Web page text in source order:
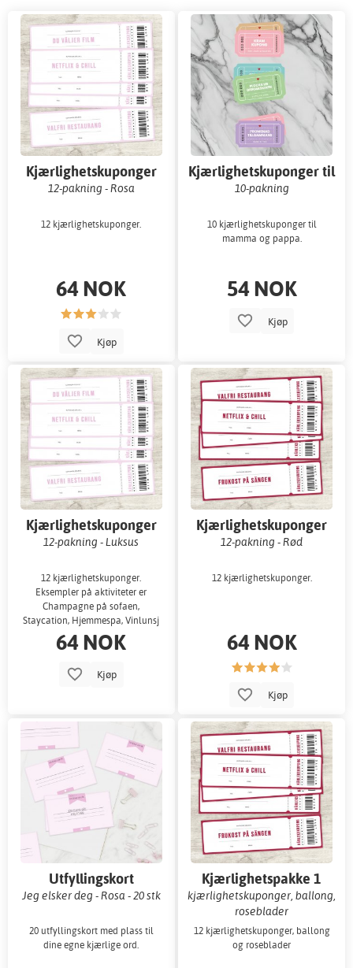
Kjærlighetskuponger
12-pakning - Rosa
12 kjærlighetskuponger.
64 NOK
Kjøp
Kjærlighetskuponger til
mamma og pappa
10-pakning
10 kjærlighetskuponger til
mamma og pappa.
54 NOK
Kjøp
Kjærlighetskuponger
12-pakning - Luksus
12 kjærlighetskuponger.
Eksempler på aktiviteter er
Champagne på sofaen,
Staycation, Hjemmespa, Vinlunsj
i byen.
64 NOK
Kjøp
Kjærlighetskuponger
12-pakning - Rød
12 kjærlighetskuponger.
64 NOK
Kjøp
Utfyllingskort
Jeg elsker deg - Rosa - 20 stk
20 utfyllingskort med plass til
dine egne kjærlige ord.
Kjærlighetspakke 1
kjærlighetskuponger, ballong,
roseblader
12 kjærlighetskuponger, ballong
og roseblader